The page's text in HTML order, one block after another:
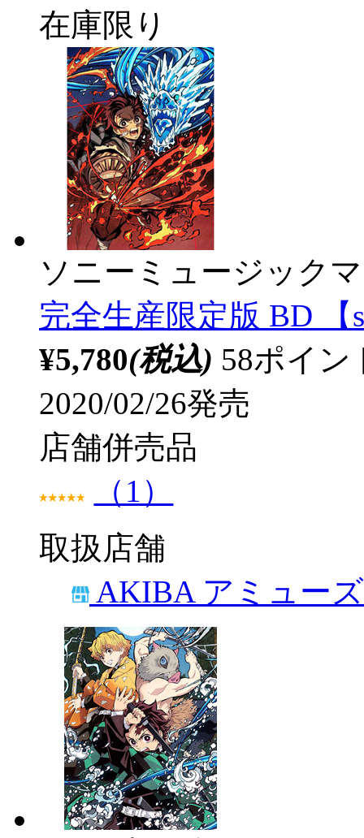
在庫限り
ソニーミュージック
完全生産限定版 BD 【
¥5,780(税込) 58ポイ
2020/02/26発売
店舗併売品
（1）
取扱店舗
AKIBA アミュー